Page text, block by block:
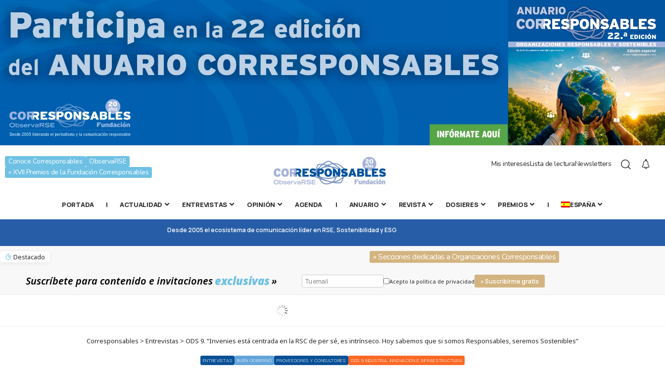
Conoce Corresponsables
ObservaRSE
» XVII Premios de la Fundación Corresponsables
Mis interesesLista de lecturaNewsletters
PORTADA | ACTUALIDAD ENTREVISTAS OPINIÓN AGENDA | ANUARIO REVISTA DOSIERES PREMIOS | ESPAÑA
Desde 2005 el ecosistema de comunicación líder en RSE, Sostenibilidad y ESG
Destacado » Secciones dedicadas a Organizaciones Corresponsables
Suscríbete para contenido e invitacionesexclusivas» Acepto la política de privacidad » Suscribirme gratis
Corresponsables > Entrevistas > ODS 9. “Invenies está centrada en la RSC de per sé, es intrínseco. Hoy sabemos que si somos Responsables, seremos Sostenibles”
ENTREVISTAS BUEN GOBIERNO PROVEEDORES Y CONSULTORES ODS 9 INDUSTRIA, INNOVACIÓN E INFRAESTRUCTURA